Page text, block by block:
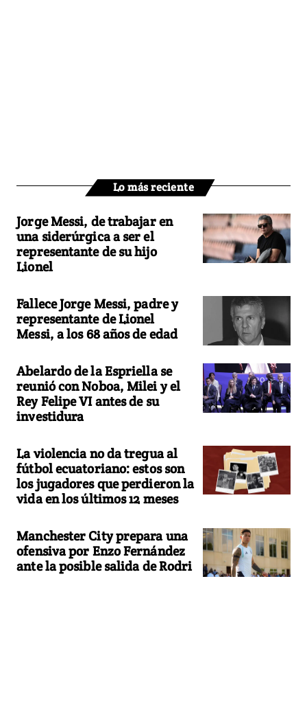
Lo más reciente
Jorge Messi, de trabajar en
una siderúrgica a ser el
representante de su hijo
Lionel
Fallece Jorge Messi, padre y
representante de Lionel
Messi, a los 68 años de edad
Abelardo de la Espriella se
reunió con Noboa, Milei y el
Rey Felipe VI antes de su
investidura
La violencia no da tregua al
fútbol ecuatoriano: estos son
los jugadores que perdieron la
vida en los últimos 12 meses
Manchester City prepara una
ofensiva por Enzo Fernández
ante la posible salida de Rodri